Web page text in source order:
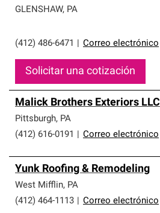
GLENSHAW, PA
(412) 486-6471 Correo electrónico
Solicitar una cotización
Malick Brothers Exteriors LLC
Pittsburgh, PA
(412) 616-0191
Correo electrónico
Yunk Roofing & Remodeling
West Mifflin, PA
(412) 464-1113
Correo electrónico